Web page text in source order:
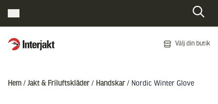
Interjakt SE Välj din butik
Hem /Jakt & Friluftskläder / Handskar / Nordic Winter Glove